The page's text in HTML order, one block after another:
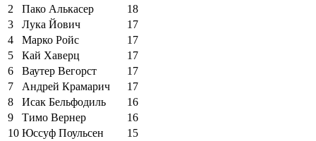
2
Пако Алькасер
18
3
Лука Йович
17
4
Марко Ройс
17
5
Кай Хаверц
17
6
Ваутер Вегорст
17
7
Андрей Крамарич
17
8
Исак Бельфодиль
16
9
Тимо Вернер
16
10 Юссуф Поульсен
15